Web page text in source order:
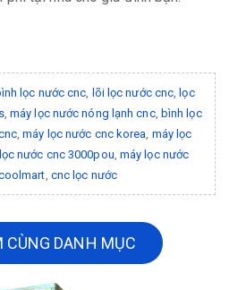
lọc nước cnc lõi lọc nước cnc ,lọc
,máy lọc nước nóng lạnh cnc, bình lọc
,máy lọc nước cnc korea máy lọc
nước cnc 3000pou máy lọc nước
cnc lọc nước
CÙNG DANH MỤC